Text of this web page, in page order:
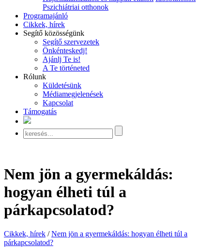
Pszichiátriai otthonok
Programajánló
Cikkek, hírek
Segítő közösségünk
Segítő szervezetek
Önkénteskedj!
Ajánlj Te is!
A Te történeted
Rólunk
Küldetésünk
Médiamegjelenések
Kapcsolat
Támogatás
Nem jön a gyermekáldás:
hogyan élheti túl a
párkapcsolatod?
Cikkek, hírek /Nem jön a gyermekáldás: hogyan élheti túl a
párkapcsolatod?